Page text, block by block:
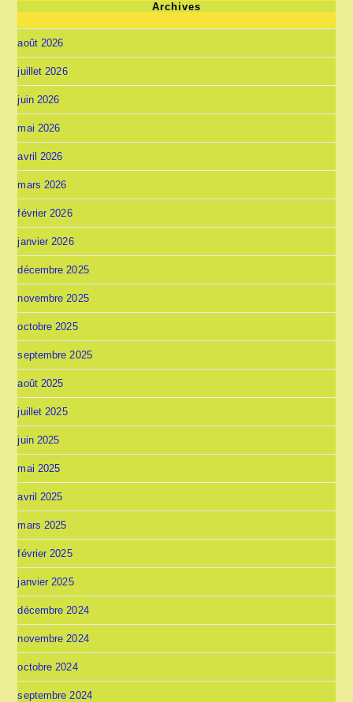
Archives
août 2026
juillet 2026
juin 2026
mai 2026
avril 2026
mars 2026
février 2026
janvier 2026
décembre 2025
novembre 2025
octobre 2025
septembre 2025
août 2025
juillet 2025
juin 2025
mai 2025
avril 2025
mars 2025
février 2025
janvier 2025
décembre 2024
novembre 2024
octobre 2024
septembre 2024